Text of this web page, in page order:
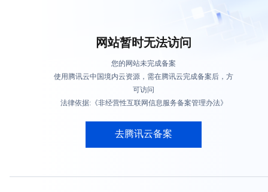
网站暂时无法访问
您的网站未完成备案
使用腾讯云中国境内云资源，需在腾讯云完成备案后，方
可访问
法律依据:《非经营性互联网信息服务备案管理办法》
去腾讯云备案